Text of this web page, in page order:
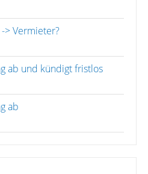
> Vermieter?
ab und kündigt fristlos
ab